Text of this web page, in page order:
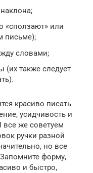
«сползают» или
письме);
словами;
(их также следует
красиво писать
усидчивость и
же советуем
ручки разной
но все
форму,
и быстро,